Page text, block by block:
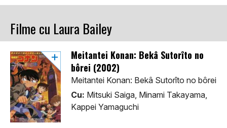
Filme cu Laura Bailey
Meitantei Konan: Bekâ Sutorîto no
bôrei (2002)
Meitantei Konan: Bekâ Sutorîto no bôrei
Cu: Mitsuki Saiga, Minami Takayama,
Kappei Yamaguchi